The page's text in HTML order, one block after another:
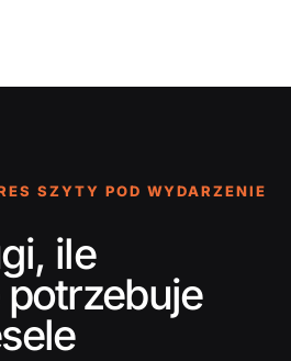
SZYTY POD WYDARZENIE
ile